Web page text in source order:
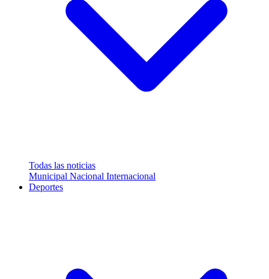
Todas las noticias
Municipal Nacional Internacional
Deportes